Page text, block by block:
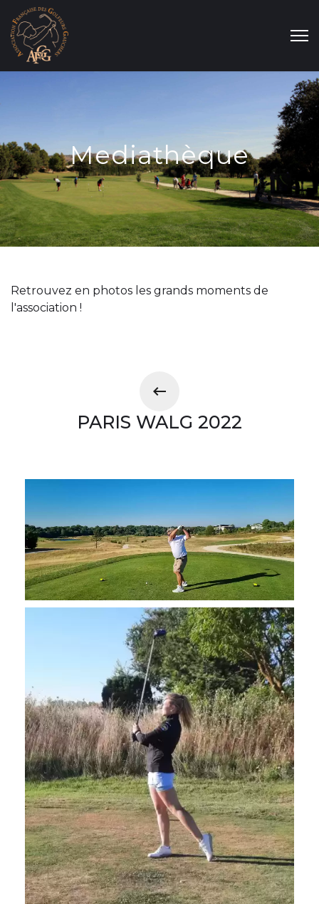
Mediathèque
Retrouvez en photos les grands moments de
l'association !
PARIS WALG 2022